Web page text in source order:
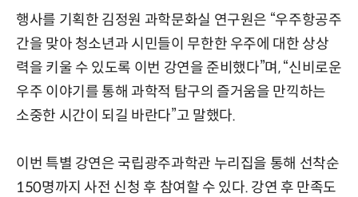
행사를 기획한 김정원 과학문화실 연구원은 “우주항공주
간을 맞아 청소년과 시민들이 무한한 우주에 대한 상상
력을 키울 수 있도록 이번 강연을 준비했다”며, “신비로운
우주 이야기를 통해 과학적 탐구의 즐거움을 만끽하는
소중한 시간이 되길 바란다”고 말했다.
이번 특별 강연은 국립광주과학관 누리집을 통해 선착순
150명까지 사전 신청 후 참여할 수 있다. 강연 후 만족도